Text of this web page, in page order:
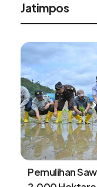
Alinea
Tangki BBM